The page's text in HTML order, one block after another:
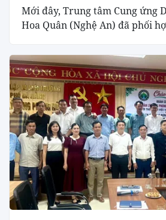
Mới đây, Trung tâm Cung ứng
Hoa Quân (Nghệ An) đã phối